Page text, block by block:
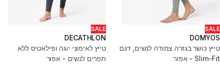
SALE
DOMYOS
טייץ כושר בגזרה צמודה לנשים, דגם
Slim-Fit - אפור
SALE
DECATHLON
טייץ לאימוני יוגה ופילאטיס ללא
תפרים לנשים - אפור